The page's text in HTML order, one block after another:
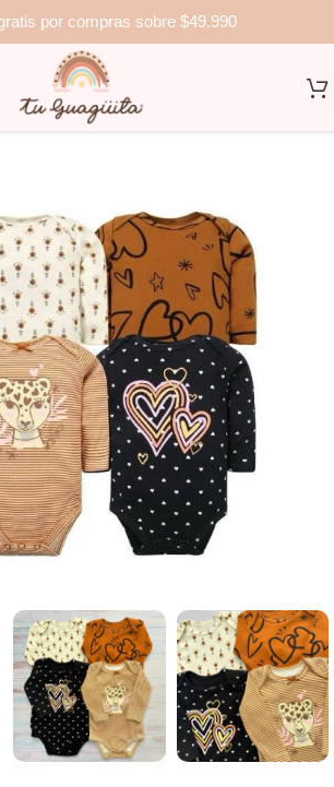
por compras sobre $49.990